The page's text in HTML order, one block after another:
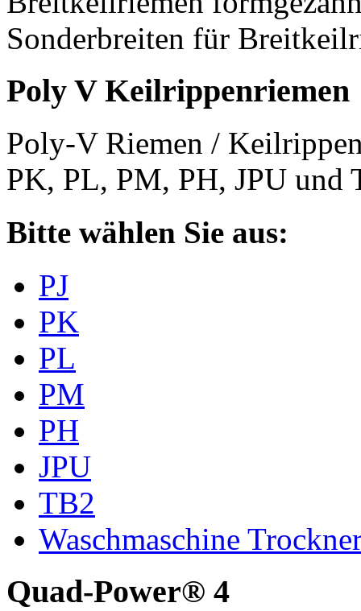
Sonderbreiten für
Poly V Keilrippenriemen
Poly-V Riemen /
PK, PL, PM, PH, JPU und
Bitte wählen Sie aus:
PJ
PK
PL
PM
PH
JPU
TB2
Waschmaschine
Quad-Power® 4